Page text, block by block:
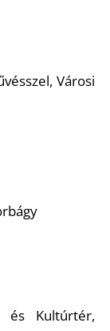
Városi
és Kultúrtér,